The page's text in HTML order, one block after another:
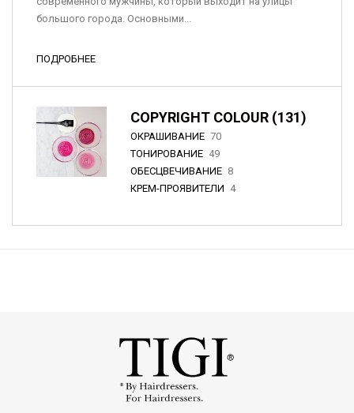
большого города. Основными...
ПОДРОБНЕЕ
COPYRIGHT COLOUR (131)
ОКРАШИВАНИЕ 70
ТОНИРОВАНИЕ 49
ОБЕСЦВЕЧИВАНИЕ 8
КРЕМ-ПРОЯВИТЕЛИ 4